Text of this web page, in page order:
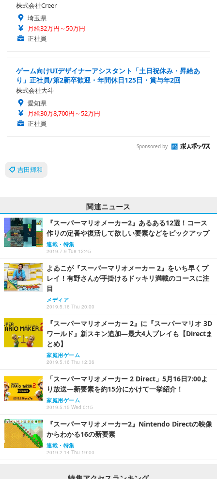
株式会社Creer
埼玉県
月給32万円～50万円
正社員
ゲーム向けUIデザイナーアシスタント「土日祝休み・昇給あ
り」正社員/第2新卒歓迎・年間休日125日・賞与年2回
株式会社大斗
愛知県
月給30万8,700円～52万円
正社員
Sponsored by
吉田輝和
関連ニュース
『スーパーマリオメーカー2』あるある12選！コース
作りの定番や復活して欲しい要素などをピックアップ
連載・特集
2019.7.9 Tue 12:45
よゐこが『スーパーマリオメーカー 2』をいち早くプ
レイ！有野さんが手掛けるドッキリ満載のコースに注
目
メディア
2019.5.16 Thu 20:00
『スーパーマリオメーカー 2』に『スーパーマリオ 3D
ワールド』新スキン追加―最大4人プレイも【Directま
とめ】
家庭用ゲーム
2019.5.16 Thu 12:36
「スーパーマリオメーカー 2 Direct」5月16日7:00よ
り放送―新要素を約15分にかけて一挙紹介！
家庭用ゲーム
2019.5.15 Wed 0:15
『スーパーマリオメーカー2』Nintendo Directの映像
からわかる16の新要素
連載・特集
2019.2.14 Thu 19:00